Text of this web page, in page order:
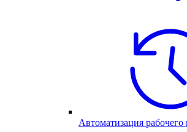
Автоматизация рабочего